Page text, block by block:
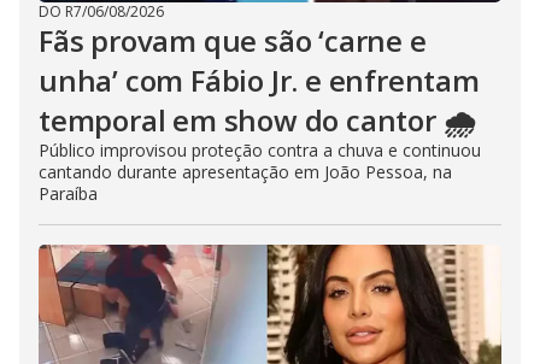
DO R7/06/08/2026
Fãs provam que são ‘carne e
unha’ com Fábio Jr. e enfrentam
temporal em show do cantor 🌧️
Público improvisou proteção contra a chuva e continuou
cantando durante apresentação em João Pessoa, na
Paraíba